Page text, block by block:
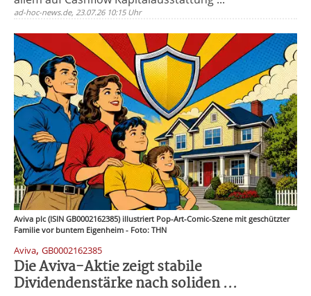
ad-hoc-news.de, 23.07.26 10:15 Uhr
Aviva plc (ISIN GB0002162385) illustriert Pop-Art-Comic-Szene mit geschützter
Familie vor buntem Eigenheim - Foto: THN
Aviva, GB0002162385
Die Aviva-Aktie zeigt stabile
Dividendenstärke nach soliden ...